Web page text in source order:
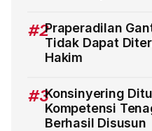
#2Praperadilan
Tidak Dapat
Hakim
#3Konsinyering
Kompetensi
Berhasil Disusun